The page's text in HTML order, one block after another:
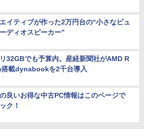
イティブが作った2万円台の“小さなピュ
ディオスピーカー”
32GBでも予算内。産経新聞社がAMD R
載dynabookを2千台導入
良いお得な中古PC情報はこのページで
ク！